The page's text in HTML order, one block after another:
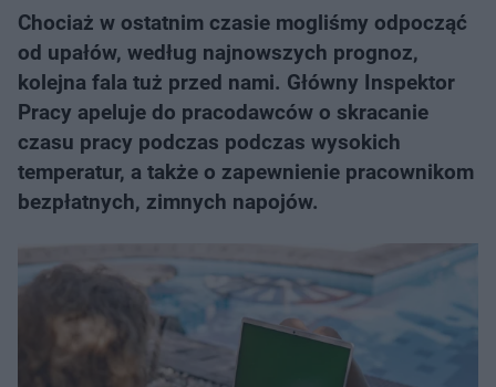
Chociaż w ostatnim czasie mogliśmy odpocząć
od upałów, według najnowszych prognoz,
kolejna fala tuż przed nami. Główny Inspektor
Pracy apeluje do pracodawców o skracanie
czasu pracy podczas podczas wysokich
temperatur, a także o zapewnienie pracownikom
bezpłatnych, zimnych napojów.